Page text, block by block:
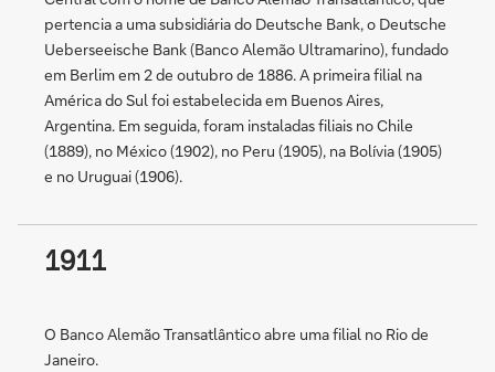
pertencia a uma subsidiária do Deutsche Bank, o Deutsche
Ueberseeische Bank (Banco Alemão Ultramarino), fundado
em Berlim em 2 de outubro de 1886. A primeira filial na
América do Sul foi estabelecida em Buenos Aires,
Argentina. Em seguida, foram instaladas filiais no Chile
(1889), no México (1902), no Peru (1905), na Bolívia (1905)
e no Uruguai (1906).
1911
O Banco Alemão Transatlântico abre uma filial no Rio de
Janeiro.